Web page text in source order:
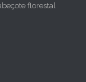
florestal